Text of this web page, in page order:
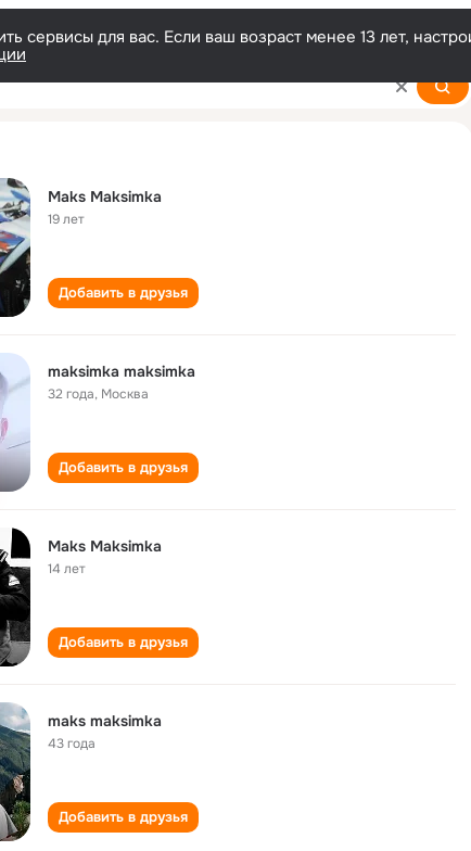
сервисы для вас. Если ваш возраст менее 13 лет,
Maks Maksimka
19 лет
Добавить в друзья
maksimka maksimka
32 года, Москва
Добавить в друзья
Maks Maksimka
14 лет
Добавить в друзья
maks maksimka
43 года
Добавить в друзья